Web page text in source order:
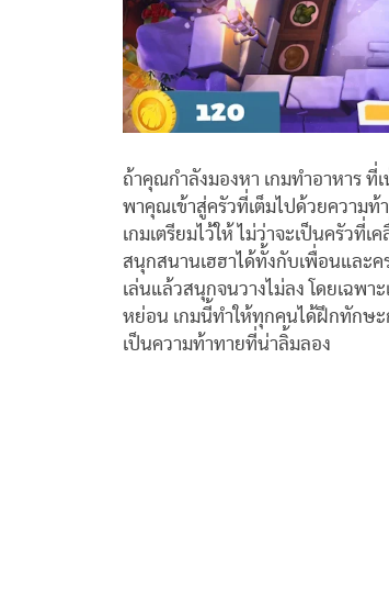
ถ้าคุณกำลังมองหา เกมทำอาหาร ที่
พาคุณเข้าสู่ครัวที่เต็มไปด้วยความ
เกมเตรียมไว้ให้ ไม่ว่าจะเป็นครัวที่
สนุกสนานเฮฮาได้ทั้งกับเพื่อนและค
เล่นแล้วสนุกจนวางไม่ลง โดยเฉพา
หย่อน เกมนี้ทำให้ทุกคนได้ฝึกทักษะ
เป็นความท้าทายที่น่าลิ้มลอง